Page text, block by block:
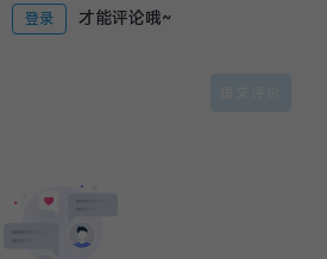
登录 才能评论哦~